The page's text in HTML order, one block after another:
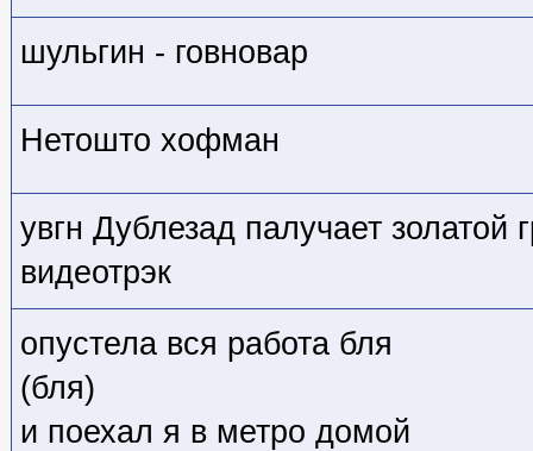
шульгин - говновар
Нетошто хофман
увгн Дублезад палучает
видеотрэк
опустела вся работа бля
(бля)
и поехал я в метро домой